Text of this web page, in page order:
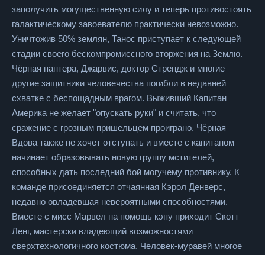
заполучить могущественную силу и теперь противостоять
галактическому завоевателю практически невозможно.
Уничтожив 50% землян, Танос приступает к следующей
стадии своего бескомпромиссного вторжения на Землю.
Чёрная пантера, Джарвис, доктор Стрендж и многие
другие защитники человечества погибли в недавней
схватке с беспощадным врагом. Выживший Капитан
Америка не желает "опускать руки" и считать, что
сражение с грозным пришельцем проиграно. Чёрная
Вдова также не хочет отступать и вместе с капитаном
начинает образовывать новую группу мстителей,
способных дать последний бой могучему противнику. К
команде присоединяется отчаянная Кэрол Денверс,
недавно овладевшая невероятными способностями.
Вместе с мисс Марвел на помощь кэпу приходит Скотт
Ленг, мастерски владеющий возможностями
сверхтехнологичного костюма. Человек-муравей многое